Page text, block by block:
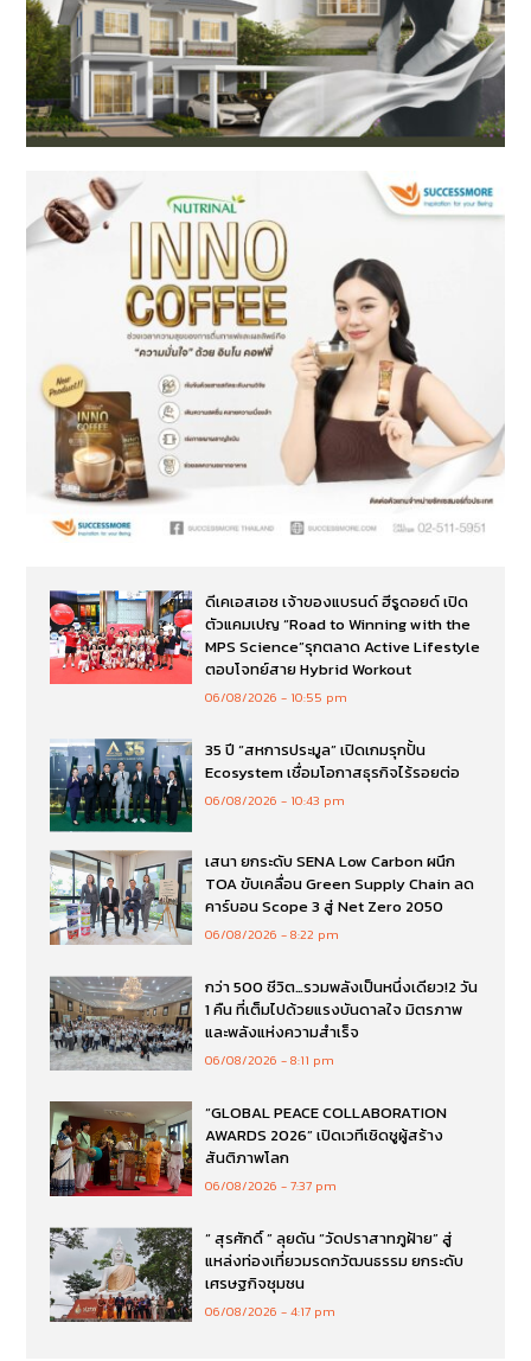
ดีเคเอสเอช เจ้าของแบรนด์ ฮีรูดอยด์ เปิด
ตัวแคมเปญ “Road to Winning with the
MPS Science”รุกตลาด Active Lifestyle
ตอบโจทย์สาย Hybrid Workout
06/08/2026 10:55 pm
35 ปี “สหการประมูล” เปิดเกมรุกปั้น
Ecosystem เชื่อมโอกาสธุรกิจไร้รอยต่อ
06/08/2026 10:43 pm
เสนา ยกระดับ SENA Low Carbon ผนึก
TOA ขับเคลื่อน Green Supply Chain ลด
คาร์บอน Scope 3 สู่ Net Zero 2050
06/08/2026 8:22 pm
กว่า 500 ชีวิต…รวมพลังเป็นหนึ่งเดียว!2 วัน
1 คืน ที่เต็มไปด้วยแรงบันดาลใจ มิตรภาพ
และพลังแห่งความสำเร็จ
06/08/2026 8:11 pm
“GLOBAL PEACE COLLABORATION
AWARDS 2026” เปิดเวทีเชิดชูผู้สร้าง
สันติภาพโลก
06/08/2026 7:37 pm
“ สุรศักดิ์ ” ลุยดัน “วัดปราสาทภูฝ้าย” สู่
แหล่งท่องเที่ยวมรดกวัฒนธรรม ยกระดับ
เศรษฐกิจชุมชน
06/08/2026 4:17 pm